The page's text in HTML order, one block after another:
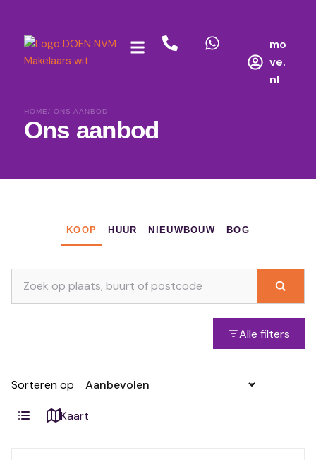
mo
ve.
nl
HOME/ ONS AANBOD
Ons aanbod
KOOP HUUR NIEUWBOUW BOG
Alle filters
Sorteren op
Kaart